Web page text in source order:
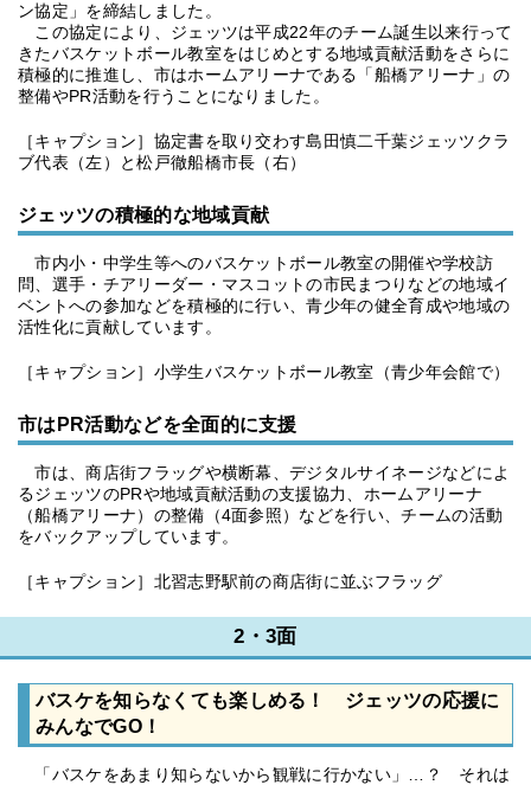
ン協定」を締結しました。
この協定により、ジェッツは平成22年のチーム誕生以来行って
きたバスケットボール教室をはじめとする地域貢献活動をさらに
積極的に推進し、市はホームアリーナである「船橋アリーナ」の
整備やPR活動を行うことになりました。
［キャプション］協定書を取り交わす島田慎二千葉ジェッツクラ
ブ代表（左）と松戸徹船橋市長（右）
ジェッツの積極的な地域貢献
市内小・中学生等へのバスケットボール教室の開催や学校訪
問、選手・チアリーダー・マスコットの市民まつりなどの地域イ
ベントへの参加などを積極的に行い、青少年の健全育成や地域の
活性化に貢献しています。
［キャプション］小学生バスケットボール教室（青少年会館で）
市はPR活動などを全面的に支援
市は、商店街フラッグや横断幕、デジタルサイネージなどによ
るジェッツのPRや地域貢献活動の支援協力、ホームアリーナ
（船橋アリーナ）の整備（4面参照）などを行い、チームの活動
をバックアップしています。
［キャプション］北習志野駅前の商店街に並ぶフラッグ
2・3面
バスケを知らなくても楽しめる！ ジェッツの応援に
みんなでGO！
「バスケをあまり知らないから観戦に行かない」…？ それは